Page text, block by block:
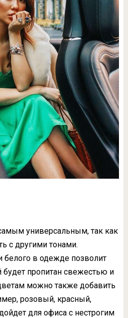
универсальным, так как
с другими тонами.
белого в одежде позволит
будет пропитан свежестью и
можно также добавить
розовый, красный,
для офиса с нестрогим